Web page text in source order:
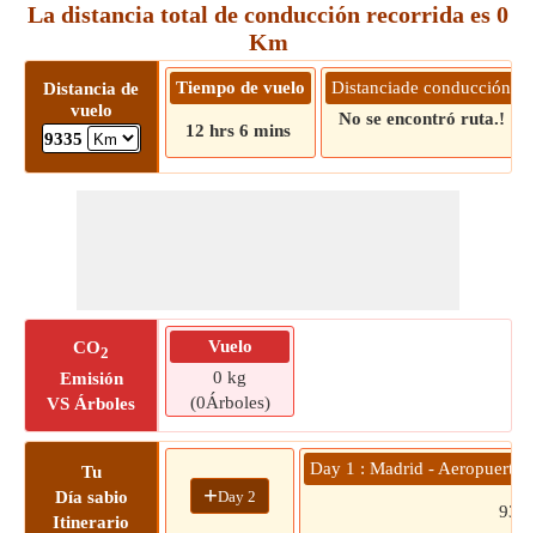
La distancia total de conducción recorrida es 0
Km
Distancia de
vuelo
9335
Tiempo de vuelo
12 hrs 6 mins
Distanciade conducción
No se encontró ruta.!
CO2
Emisión
VS Árboles
Vuelo
0 kg
(0Árboles)
Tu
Día sabio
Itinerario
+Day 2
Day 1 : Madrid - Aeropuerto